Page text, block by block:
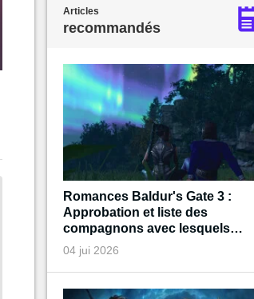
Articles
recommandés
Romances Baldur's Gate 3 :
Approbation et liste des
compagnons avec lesquels
entamer une relation amoureuse
04 jui 2026